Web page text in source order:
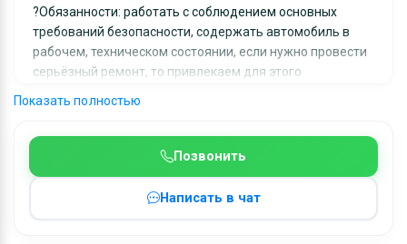
Позвонить
Написать в чат
?Обязанности: работать с соблюдением основных
требований безопасности, содержать автомобиль в
рабочем, техническом состоянии, если нужно провести
серьёзный ремонт, то привлекаем для этого
?Условия: стабильные выплаты два раза в месяц плюс
премии. Устройство по трудовому договору,
оплачиваемый отпуск и больничные. Возможно
Показать полностью